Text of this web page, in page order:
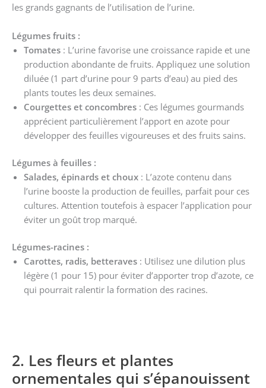
les grands gagnants de l’utilisation de l’urine.
Légumes fruits :
Tomates : L’urine favorise une croissance rapide et une
production abondante de fruits. Appliquez une solution
diluée (1 part d’urine pour 9 parts d’eau) au pied des
plants toutes les deux semaines.
Courgettes et concombres : Ces légumes gourmands
apprécient particulièrement l’apport en azote pour
développer des feuilles vigoureuses et des fruits sains.
Légumes à feuilles :
Salades, épinards et choux : L’azote contenu dans
l’urine booste la production de feuilles, parfait pour ces
cultures. Attention toutefois à espacer l’application pour
éviter un goût trop marqué.
Légumes-racines :
Carottes, radis, betteraves : Utilisez une dilution plus
légère (1 pour 15) pour éviter d’apporter trop d’azote, ce
qui pourrait ralentir la formation des racines.
2. Les fleurs et plantes
ornementales qui s’épanouissent